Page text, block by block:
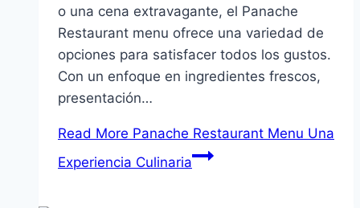
o una cena extravagante, el Panache
Restaurant menu ofrece una variedad de
opciones para satisfacer todos los gustos.
Con un enfoque en ingredientes frescos,
presentación…
Read More Panache Restaurant Menu Una
Experiencia Culinaria